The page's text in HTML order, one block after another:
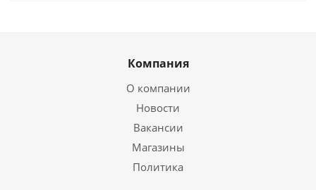
Компания
О компании
Новости
Вакансии
Магазины
Политика